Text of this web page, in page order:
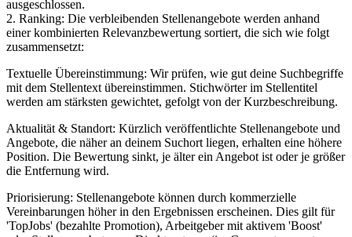
ausgeschlossen.
2. Ranking: Die verbleibenden Stellenangebote werden anhand
einer kombinierten Relevanzbewertung sortiert, die sich wie folgt
zusammensetzt:
Textuelle Übereinstimmung: Wir prüfen, wie gut deine Suchbegriffe
mit dem Stellentext übereinstimmen. Stichwörter im Stellentitel
werden am stärksten gewichtet, gefolgt von der Kurzbeschreibung.
Aktualität & Standort: Kürzlich veröffentlichte Stellenangebote und
Angebote, die näher an deinem Suchort liegen, erhalten eine höhere
Position. Die Bewertung sinkt, je älter ein Angebot ist oder je größer
die Entfernung wird.
Priorisierung: Stellenangebote können durch kommerzielle
Vereinbarungen höher in den Ergebnissen erscheinen. Dies gilt für
'TopJobs' (bezahlte Promotion), Arbeitgeber mit aktivem 'Boost'